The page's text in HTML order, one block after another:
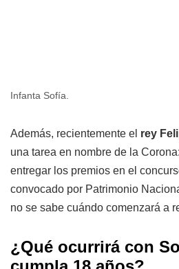
Infanta Sofía.
Además, recientemente el rey
una tarea en nombre de la
entregar los premios en el
convocado por Patrimonio
no se sabe cuándo comenzará a
¿Qué ocurrirá con